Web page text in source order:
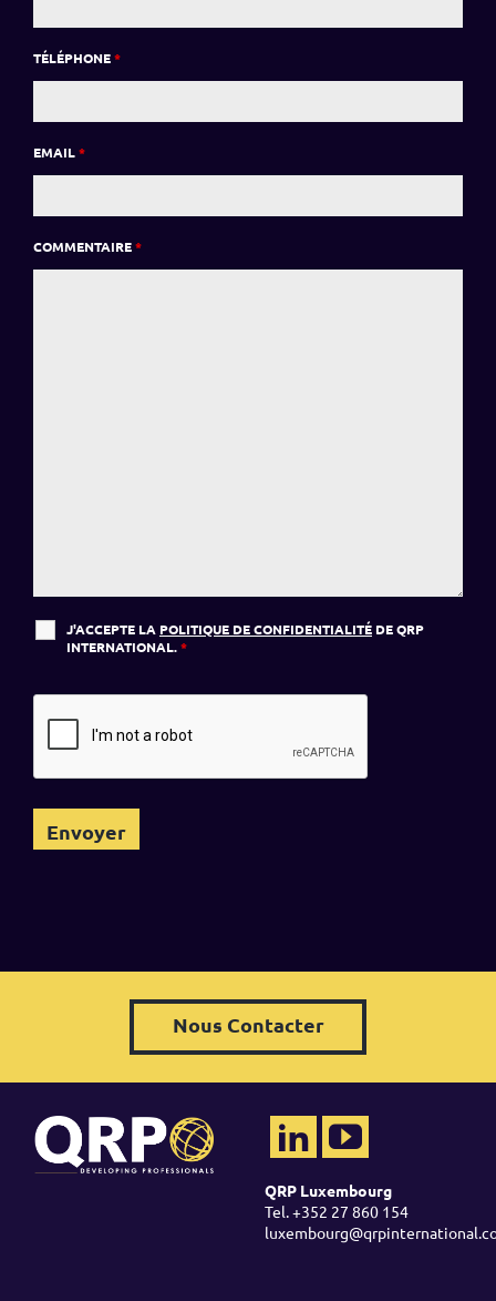
TÉLÉPHONE*
EMAIL*
COMMENTAIRE*
J'ACCEPTE LA POLITIQUE DE CONFIDENTIALITÉ DE QRP
INTERNATIONAL.*
Nous Contacter
QRP Luxembourg
Tel. +352 27 860 154